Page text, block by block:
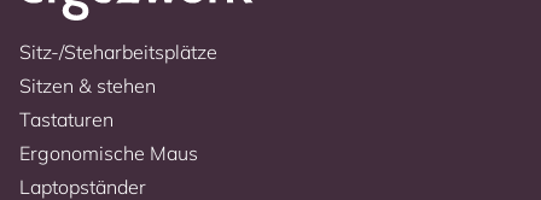
Sitz-/Steharbeitsplätze
Sitzen & stehen
Tastaturen
Ergonomische Maus
Laptopständer